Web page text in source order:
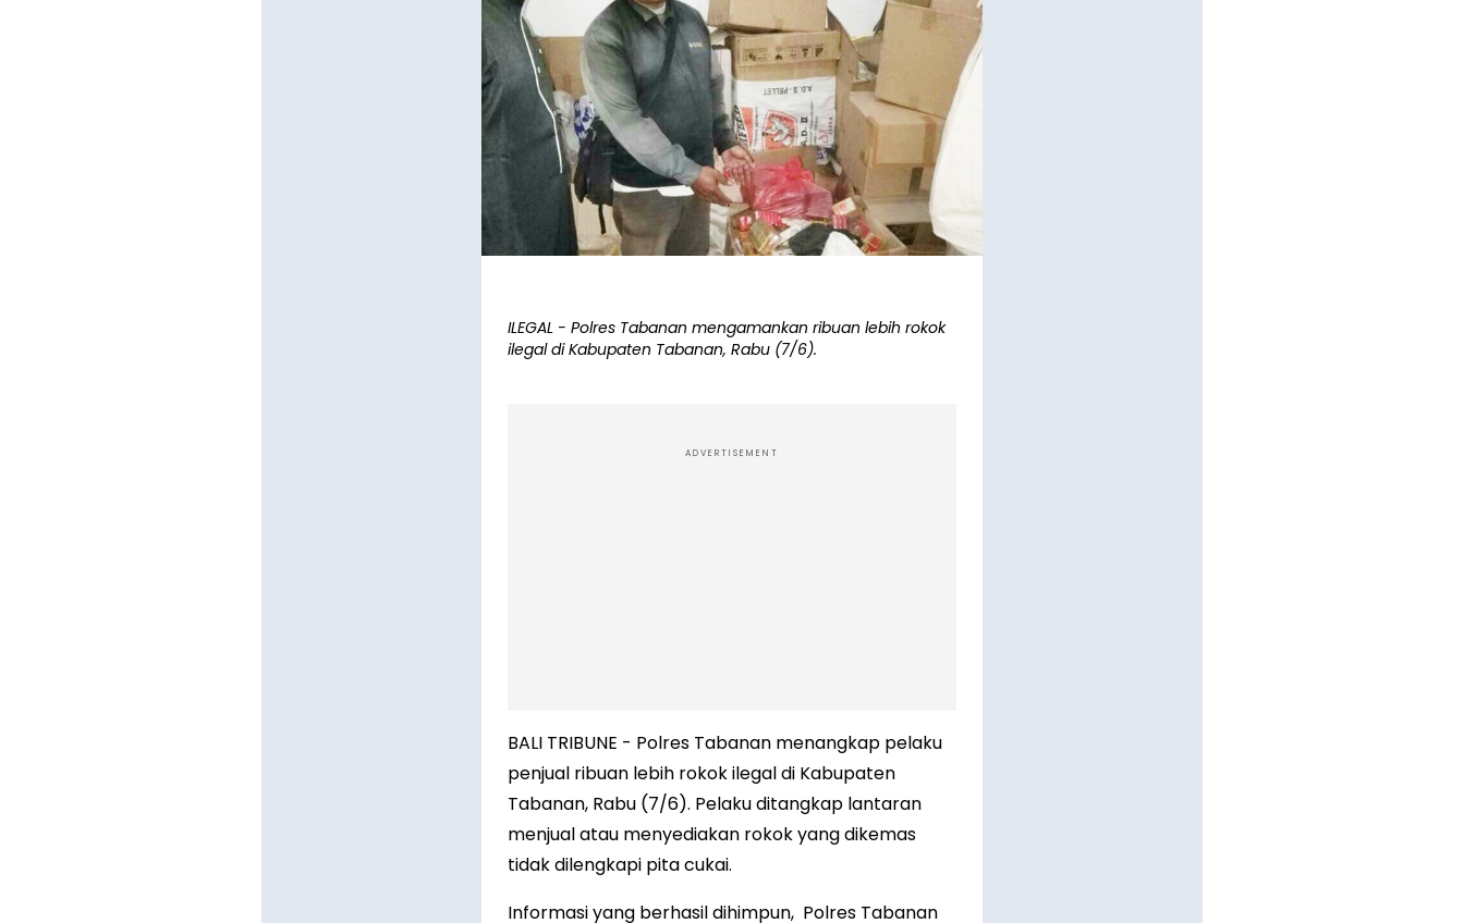
ILEGAL - Polres Tabanan mengamankan ribuan lebih rokok
ilegal di Kabupaten Tabanan, Rabu (7/6).
ADVERTISEMENT
BALI TRIBUNE - Polres Tabanan menangkap pelaku
penjual ribuan lebih rokok ilegal di Kabupaten
Tabanan, Rabu (7/6). Pelaku ditangkap lantaran
menjual atau menyediakan rokok yang dikemas
tidak dilengkapi pita cukai.
Informasi yang berhasil dihimpun, Polres Tabanan